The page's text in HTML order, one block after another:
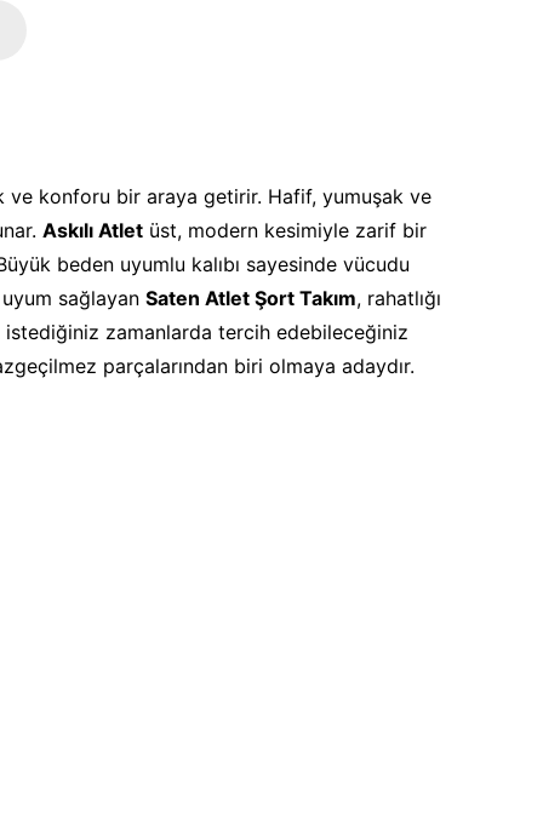
ve konforu bir araya getirir. Hafif, yumuşak ve
Askılı Atlet üst, modern kesimiyle zarif bir
beden uyumlu kalıbı sayesinde vücudu
sağlayan Saten Atlet Şort Takım, rahatlığı
zamanlarda tercih edebileceğiniz
parçalarından biri olmaya adaydır.